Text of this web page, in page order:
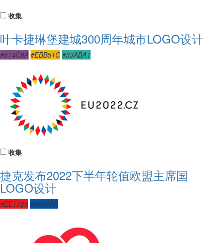
收集
叶卡捷琳堡建城300周年城市LOGO设计
#814C8A #EBB51C #33ABA1
收集
捷克发布2022下半年轮值欧盟主席国
LOGO设计
#EE1720 #0054AA